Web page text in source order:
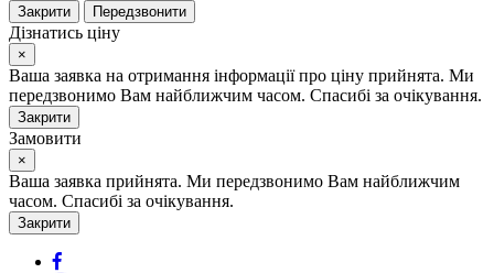
Закрити Передзвонити
Дізнатись ціну
×
Ваша заявка на отримання інформації про ціну прийнята. Ми
передзвонимо Вам найближчим часом. Спасибі за очікування.
Закрити
Замовити
×
Ваша заявка прийнята. Ми передзвонимо Вам найближчим
часом. Спасибі за очікування.
Закрити